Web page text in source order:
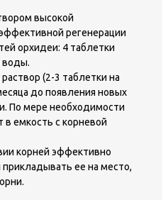
высокой
регенерации
орхидеи: 4 таблетки
воды.
(2-3 таблетки на
до появления новых
По мере необходимости
емкость с корневой
корней эффективно
ее на место,